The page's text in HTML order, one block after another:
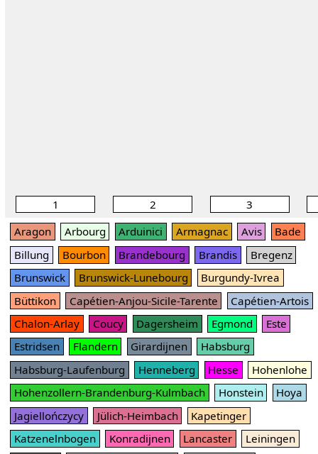
1 2
3
Aragon
Arbourg Arduinici Armagnac Avis
Bade
Billung
Bourbon Brandebourg Brandis
Bregenz
Brunswick
Brunswick-Lunebourg
Burgundy-Ivrea
Büttikon
Capétien-Anjou-Sicile-Tarente
Capétien-Artois
Chalon-Arlay
Coucy Dagersheim Egmond
Este
Estridsen
Flandern Girardijnen
Habsburg
Habsburg-Laufenburg
Henneberg Hesse
Hohenlohe
Hohenzollern-Brandenburg-Kulmbach
Honstein
Hoya
Jagiellończycy
Jülich-Heimbach
Kapetinger
Katzenelnbogen
Konradijnen Lancaster Leiningen